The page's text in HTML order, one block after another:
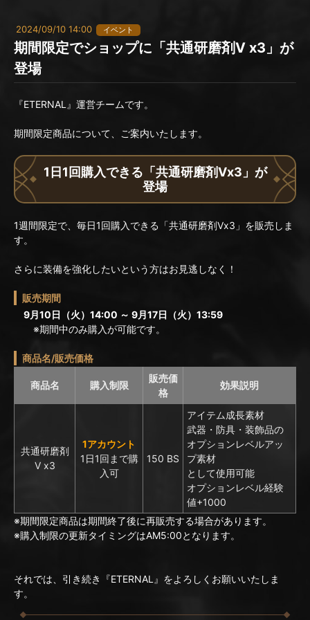
2024/09/10 14:00 イベント
期間限定でショップに「共通研磨剤Ⅴ x3」が
登場
『ETERNAL』運営チームです。
期間限定商品について、ご案内いたします。
1日1回購入できる「共通研磨剤Ⅴx3」が
登場
1週間限定で、毎日1回購入できる「共通研磨剤Ⅴx3」を販売しま
す。
さらに装備を強化したいという方はお見逃しなく！
販売期間
9月10日（火）14:00 ～ 9月17日（火）13:59
※期間中のみ購入が可能です。
商品名/販売価格
商品名 購入制限
販売価
格
効果説明
共通研磨剤
Ⅴ x3
1アカウント
1日1回まで購
入可
150 BS
アイテム成長素材
武器・防具・装飾品の
オプションレベルアッ
プ素材
として使用可能
オプションレベル経験
値+1000
※期間限定商品は期間終了後に再販売する場合があります。
※購入制限の更新タイミングはAM5:00となります。
それでは、引き続き『ETERNAL』をよろしくお願いいたしま
す。